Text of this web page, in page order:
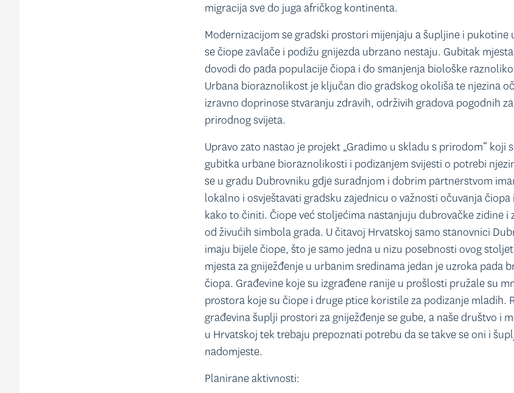
migracija sve do juga afričkog kontinenta.
Modernizacijom se gradski prostori mijenjaju a šupljine i pukotine
se čiope zavlače i podižu gnijezda ubrzano nestaju. Gubitak
dovodi do pada populacije čiopa i do smanjenja biološke
Urbana bioraznolikost je ključan dio gradskog okoliša te njezina
izravno doprinose stvaranju zdravih, održivih gradova pogodnih
prirodnog svijeta.
Upravo zato nastao je projekt „Gradimo u skladu s prirodom“ koji
gubitka urbane bioraznolikosti i podizanjem svijesti o potrebi
se u gradu Dubrovniku gdje suradnjom i dobrim partnerstvom
lokalno i osvještavati gradsku zajednicu o važnosti očuvanja
kako to činiti. Čiope već stoljećima nastanjuju dubrovačke zidine i
od živućih simbola grada. U čitavoj Hrvatskoj samo stanovnici
imaju bijele čiope, što je samo jedna u nizu posebnosti ovog
mjesta za gniježđenje u urbanim sredinama jedan je uzroka pada
čiopa. Građevine koje su izgrađene ranije u prošlosti pružale su
prostora koje su čiope i druge ptice koristile za podizanje mladih.
građevina šuplji prostori za gniježđenje se gube, a naše društvo i
u Hrvatskoj tek trebaju prepoznati potrebu da se takve se oni i
nadomjeste.
Planirane aktivnosti: